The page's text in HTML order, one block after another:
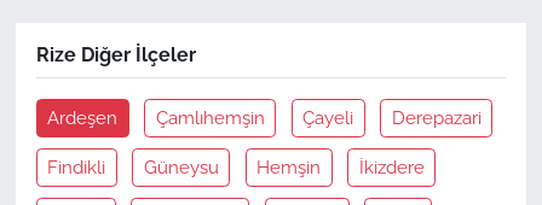
Rize Diğer İlçeler
Ardeşen Çamlıhemşin Çayeli Derepazari
Findikli Güneysu Hemşin İkizdere